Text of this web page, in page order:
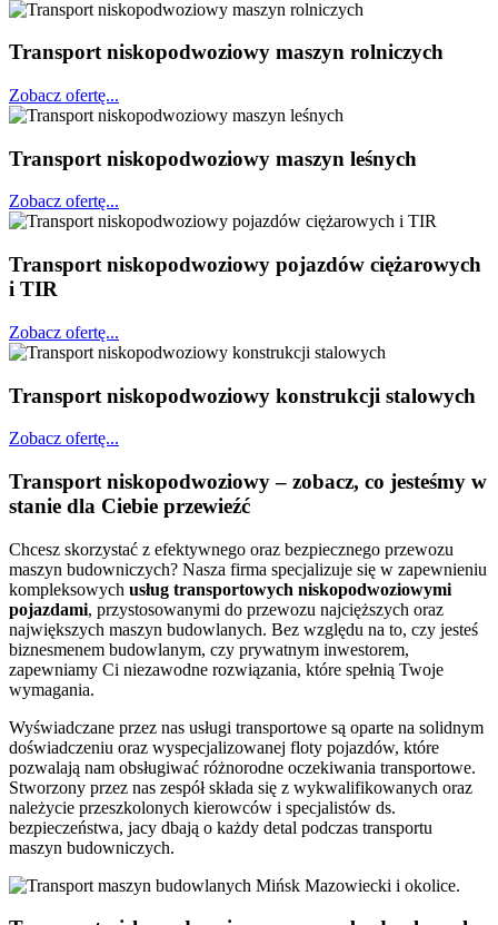
Transport niskopodwoziowy maszyn rolniczych
Zobacz ofertę...
Transport niskopodwoziowy maszyn leśnych
Zobacz ofertę...
Transport niskopodwoziowy pojazdów ciężarowych
i TIR
Zobacz ofertę...
Transport niskopodwoziowy konstrukcji stalowych
Zobacz ofertę...
Transport niskopodwoziowy – zobacz, co jesteśmy w
stanie dla Ciebie przewieźć
Chcesz skorzystać z efektywnego oraz bezpiecznego przewozu
maszyn budowniczych? Nasza firma specjalizuje się w zapewnieniu
kompleksowych usług transportowych niskopodwoziowymi
pojazdami, przystosowanymi do przewozu najcięższych oraz
największych maszyn budowlanych. Bez względu na to, czy jesteś
biznesmenem budowlanym, czy prywatnym inwestorem,
zapewniamy Ci niezawodne rozwiązania, które spełnią Twoje
wymagania.
Wyświadczane przez nas usługi transportowe są oparte na solidnym
doświadczeniu oraz wyspecjalizowanej floty pojazdów, które
pozwalają nam obsługiwać różnorodne oczekiwania transportowe.
Stworzony przez nas zespół składa się z wykwalifikowanych oraz
należycie przeszkolonych kierowców i specjalistów ds.
bezpieczeństwa, jacy dbają o każdy detal podczas transportu
maszyn budowniczych.